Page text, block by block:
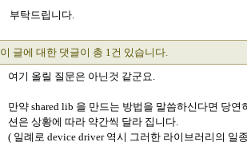
부탁드립니다.
이 글에 대한 댓글이 총 1건 있습니다.
여기 올릴 질문은 아닌것 같군요.
만약 shared lib 을 만드는 방법을 말씀하신다면 당
션은 상황에 따라 약간씩 달라 집니다.
( 일례로 device driver 역시 그러한 라이브러리의 일